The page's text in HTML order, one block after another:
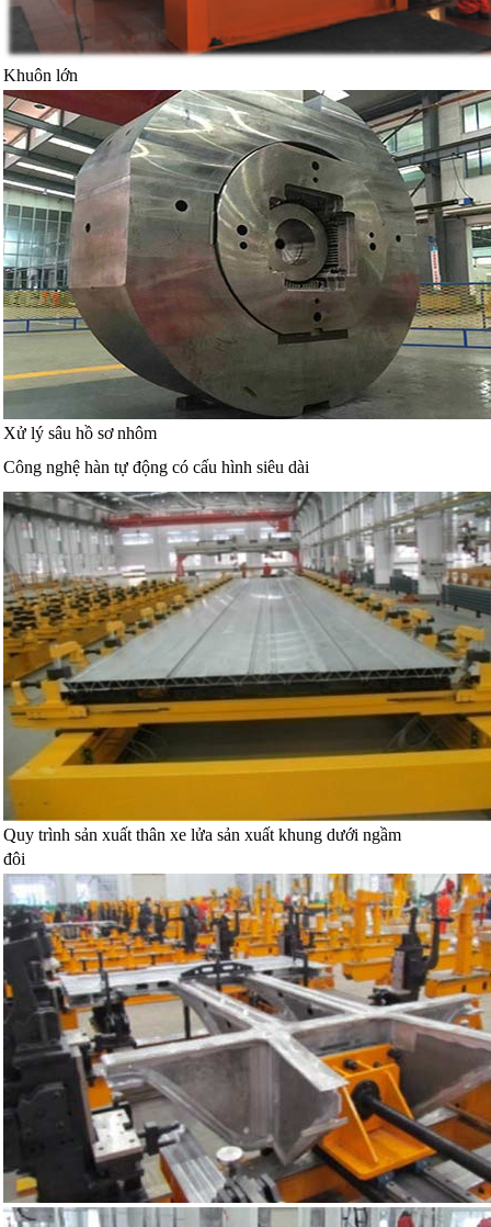
Khuôn lớn
Xử lý sâu hồ sơ nhôm
Công nghệ hàn tự động có cấu hình siêu dài
Quy trình sản xuất thân xe lửa sản xuất khung dưới ngầm
đôi